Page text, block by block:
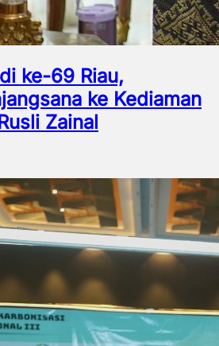
ke-69 Riau,
ke Kediaman
Zainal